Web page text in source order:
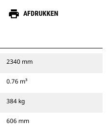
print AFDRUKKEN
2340 mm
0.76 m³
384 kg
606 mm